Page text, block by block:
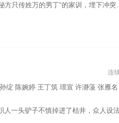
下载及手机在线观看。 导演冯凯透露故事有点像他的家庭，“家里一团和乐，但其实也隐藏许多危机。”他强调此剧具备8点档的元素，但叙事将以真实暖和出现，不再走洒狗血路线。
连
强 张育绮 逸祥 亮曦 王芮希 李祐诚 卢尚恩 李铭叡 黄隽智 张景闳 游安顺 杨子仪
。就这样，它随着泥土的抖落不断登高，最后竟在众人的惊奇声中走出了枯井。。将细腻刻画女性在男性主导的西装产业中，如何突破逆境、成为顶尖西装